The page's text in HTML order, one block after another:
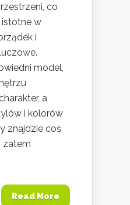
co
w
i
model,
a
i kolorów
znajdzie coś
zatem
Read More